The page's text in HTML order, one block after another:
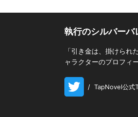
執行のシルバーバ
「引き金は、掛けら
ャラクターのプロフィ
/ TapNovel公式